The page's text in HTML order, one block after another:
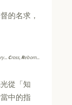
的名求，
Cross, Reborn...
從「知
中的指